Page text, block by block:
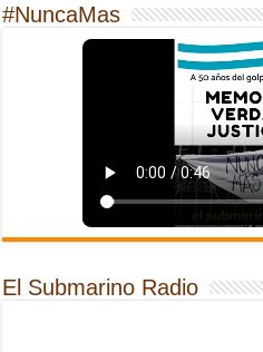
#NuncaMas
El Submarino Radio